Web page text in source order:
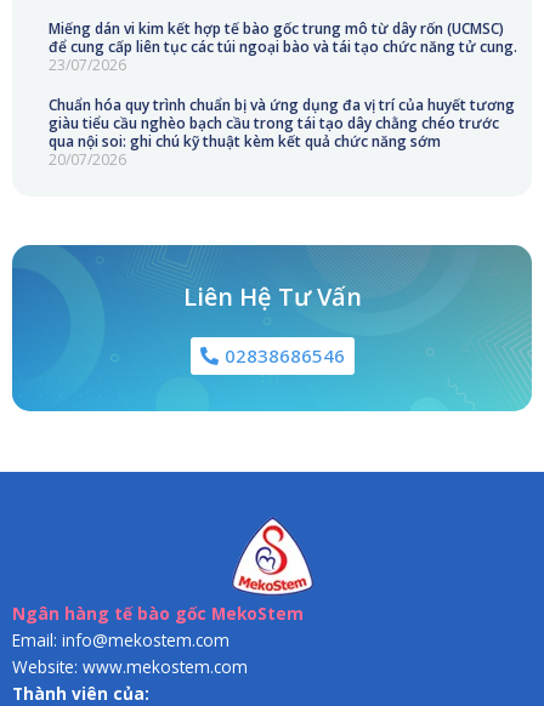
Miếng dán vi kim kết hợp tế bào gốc trung mô từ dây rốn (UCMSC)
để cung cấp liên tục các túi ngoại bào và tái tạo chức năng tử cung.
23/07/2026
Chuẩn hóa quy trình chuẩn bị và ứng dụng đa vị trí của huyết tương
giàu tiểu cầu nghèo bạch cầu trong tái tạo dây chằng chéo trước
qua nội soi: ghi chú kỹ thuật kèm kết quả chức năng sớm
20/07/2026
Liên Hệ Tư Vấn
02838686546
Ngân hàng tế bào gốc MekoStem
Email: info@mekostem.com
Website: www.mekostem.com
Thành viên của: